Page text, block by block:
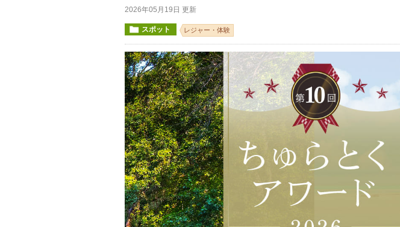
2026年05月19日 更新
スポット レジャー・体験